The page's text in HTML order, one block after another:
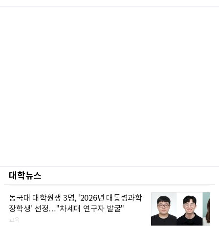
대학뉴스
동국대 대학원생 3명, '2026년 대통령과학
장학생' 선정…"차세대 연구자 발굴"
교육